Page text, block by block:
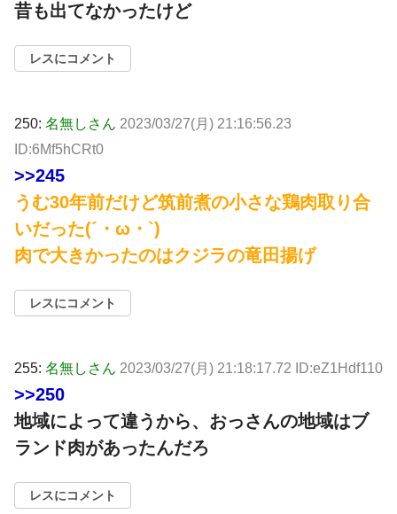
昔も出てなかったけど
レスにコメント
250: 名無しさん 2023/03/27(月) 21:16:56.23
ID:6Mf5hCRt0
>>245
うむ30年前だけど筑前煮の小さな鶏肉取り合
いだった(´・ω・`)
肉で大きかったのはクジラの竜田揚げ
レスにコメント
255: 名無しさん 2023/03/27(月) 21:18:17.72 ID:eZ1Hdf110
>>250
地域によって違うから、おっさんの地域はブ
ランド肉があったんだろ
レスにコメント